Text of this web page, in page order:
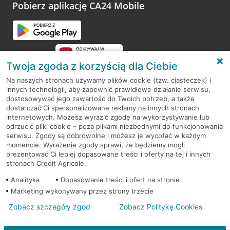
opinie.
Pobierz aplikację CA24 Mobile
RODO
Regulamin serwisu
Mapa serwisu
PolitykaCookies
© 2026 Credit Agricole Bank Polska S.A. Wszelkie prawa zastrzeżone
Twoja zgoda z korzyścią dla Ciebie
Na naszych stronach używamy plików cookie (tzw. ciasteczek) i
innych technologii, aby zapewnić prawidłowe działanie serwisu,
dostosowywać jego zawartość do Twoich potrzeb, a także
dostarczać Ci spersonalizowane reklamy na innych stronach
internetowych. Możesz wyrazić zgodę na wykorzystywanie lub
odrzucić pliki cookie – poza plikami niezbędnymi do funkcjonowania
serwisu. Zgody są dobrowolne i możesz je wycofać w każdym
momencie. Wyrażenie zgody sprawi, że będziemy mogli
prezentować Ci lepiej dopasowane treści i oferty na tej i innych
stronach Credit Agricole.
Analityka
Dopasowanie treści i ofert na stronie
Marketing wykonywany przez strony trzecie
Zobacz szczegóły zgód Zobacz Politykę Cookies